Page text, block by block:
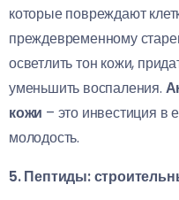
которые повреждают
преждевременному
осветлить тон кожи,
уменьшить воспаления.
кожи – это инвестиция в
молодость.
5. Пептиды: